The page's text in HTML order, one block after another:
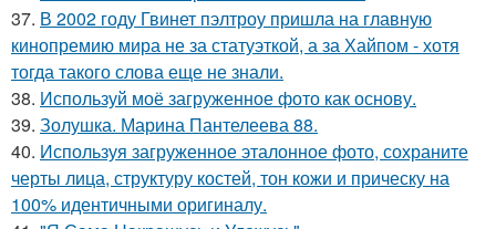
37. В 2002 году Гвинет пэлтроу пришла на главную
кинопремию мира не за статуэткой, а за Хайпом - хотя
тогда такого слова еще не знали.
38. Используй моё загруженное фото как основу.
39. Золушка. Марина Пантелеева 88.
40. Используя загруженное эталонное фото, сохраните
черты лица, структуру костей, тон кожи и прическу на
100% идентичными оригиналу.